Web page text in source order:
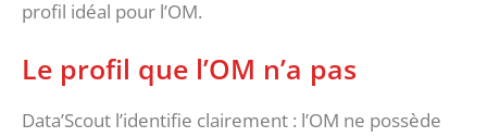
profil idéal pour l’OM.
Le profil que l’OM n’a pas
Data’Scout l’identifie clairement : l’OM ne possède